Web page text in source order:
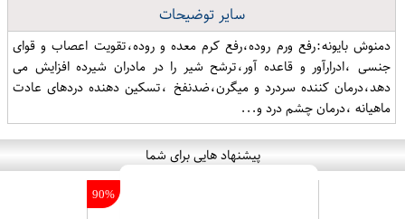
سایر توضیحات
دمنوش بایونه:رفع ورم روده،رفع کرم معده و روده،تقویت اعصاب و قوای
جنسی ،ادرارآور و قاعده آور،ترشح شیر را در مادران شیرده افزایش می
دهد،درمان کننده سردرد و میگرن،ضدنفخ ،تسکین دهنده دردهای عادت
ماهیانه ،درمان چشم درد و...
پیشنهاد هایی برای شما
90%